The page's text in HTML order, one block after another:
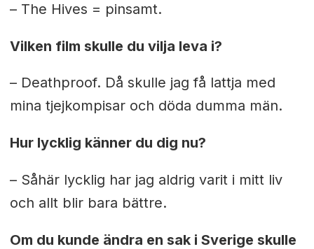
– The Hives = pinsamt.
Vilken film skulle du vilja leva i?
– Deathproof. Då skulle jag få lattja med
mina tjejkompisar och döda dumma män.
Hur lycklig känner du dig nu?
– Såhär lycklig har jag aldrig varit i mitt liv
och allt blir bara bättre.
Om du kunde ändra en sak i Sverige skulle